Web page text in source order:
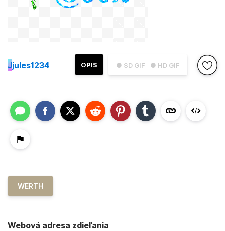
● SD GIF ● HD GIF
OPIS
Jjules1234
WERTH
Webová adresa zdieľania